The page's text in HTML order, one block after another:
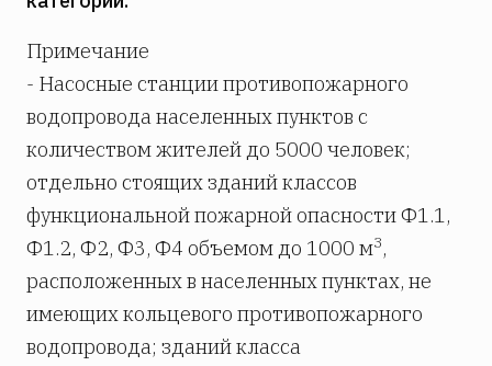
Примечание
- Насосные станции противопожарного
водопровода населенных пунктов с
количеством жителей до 5000 человек;
отдельно стоящих зданий классов
функциональной пожарной опасности Ф1.1,
Ф1.2, Ф2, Ф3, Ф4 объемом до 1000 м3,
расположенных в населенных пунктах, не
имеющих кольцевого противопожарного
водопровода; зданий класса